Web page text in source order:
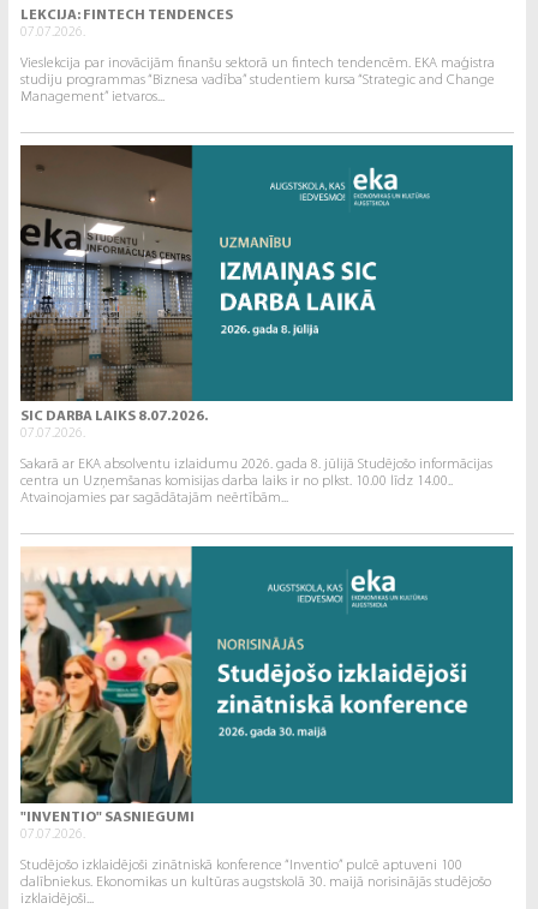
LEKCIJA: FINTECH TENDENCES
07.07.2026.
Vieslekcija par inovācijām finanšu sektorā un fintech tendencēm. EKA maģistra
studiju programmas “Biznesa vadība” studentiem kursa “Strategic and Change
Management” ietvaros...
SIC DARBA LAIKS 8.07.2026.
07.07.2026.
Sakarā ar EKA absolventu izlaidumu 2026. gada 8. jūlijā Studējošo informācijas
centra un Uzņemšanas komisijas darba laiks ir no plkst. 10.00 līdz 14.00..
Atvainojamies par sagādātajām neērtībām...
"INVENTIO" SASNIEGUMI
07.07.2026.
Studējošo izklaidējoši zinātniskā konference “Inventio” pulcē aptuveni 100
dalībniekus. Ekonomikas un kultūras augstskolā 30. maijā norisinājās studējošo
izklaidējoši...